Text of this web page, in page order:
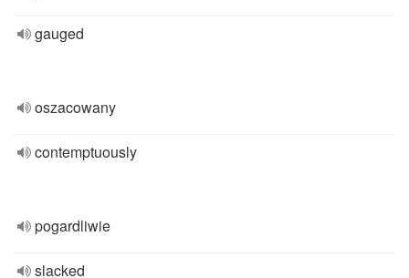
gauged
oszacowany
contemptuously
pogardliwie
slacked